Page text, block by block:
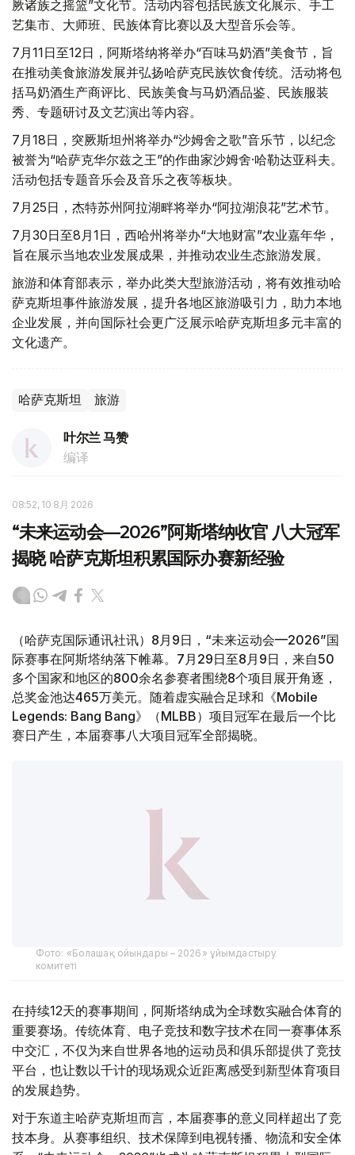
厥诸族之摇篮”文化节。活动内容包括民族文化展示、手工
艺集市、大师班、民族体育比赛以及大型音乐会等。
7月11日至12日，阿斯塔纳将举办“百味马奶酒”美食节，旨
在推动美食旅游发展并弘扬哈萨克民族饮食传统。活动将包
括马奶酒生产商评比、民族美食与马奶酒品鉴、民族服装
秀、专题研讨及文艺演出等内容。
7月18日，突厥斯坦州将举办“沙姆舍之歌”音乐节，以纪念
被誉为“哈萨克华尔兹之王”的作曲家沙姆舍·哈勒达亚科夫。
活动包括专题音乐会及音乐之夜等板块。
7月25日，杰特苏州阿拉湖畔将举办“阿拉湖浪花”艺术节。
7月30日至8月1日，西哈州将举办“大地财富”农业嘉年华，
旨在展示当地农业发展成果，并推动农业生态旅游发展。
旅游和体育部表示，举办此类大型旅游活动，将有效推动哈
萨克斯坦事件旅游发展，提升各地区旅游吸引力，助力本地
企业发展，并向国际社会更广泛展示哈萨克斯坦多元丰富的
文化遗产。
哈萨克斯坦 旅游
叶尔兰 马赞
编译
08:52, 10 8月 2026
“未来运动会—2026”阿斯塔纳收官 八大冠军
揭晓 哈萨克斯坦积累国际办赛新经验
（哈萨克国际通讯社讯）8月9日，“未来运动会—2026”国
际赛事在阿斯塔纳落下帷幕。7月29日至8月9日，来自50
多个国家和地区的800余名参赛者围绕8个项目展开角逐，
总奖金池达465万美元。随着虚实融合足球和《Mobile
Legends: Bang Bang》（MLBB）项目冠军在最后一个比
赛日产生，本届赛事八大项目冠军全部揭晓。
Фото: «Болашақ ойындары – 2026» ұйымдастыру
комитеті
在持续12天的赛事期间，阿斯塔纳成为全球数实融合体育的
重要赛场。传统体育、电子竞技和数字技术在同一赛事体系
中交汇，不仅为来自世界各地的运动员和俱乐部提供了竞技
平台，也让数以千计的现场观众近距离感受到新型体育项目
的发展趋势。
对于东道主哈萨克斯坦而言，本届赛事的意义同样超出了竞
技本身。从赛事组织、技术保障到电视转播、物流和安全体